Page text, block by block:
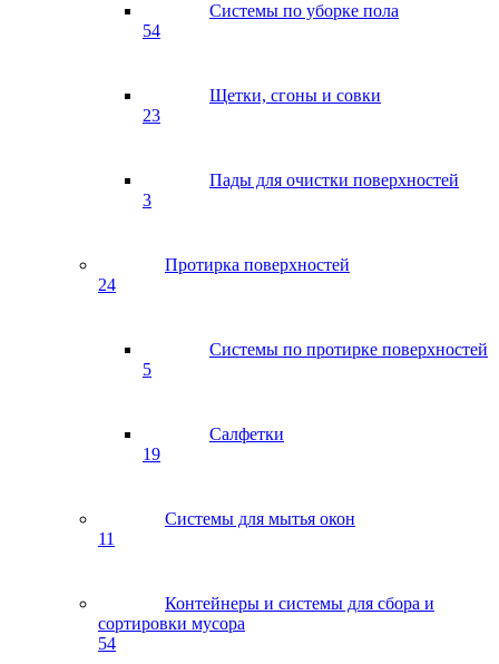
Системы по уборке пола
54
Щетки, сгоны и совки
23
Пады для очистки поверхностей
3
Протирка поверхностей
24
Системы по протирке поверхностей
5
Салфетки
19
Системы для мытья окон
11
Контейнеры и системы для сбора и
сортировки мусора
54